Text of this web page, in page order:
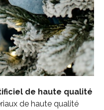
de haute qualité
de haute qualité